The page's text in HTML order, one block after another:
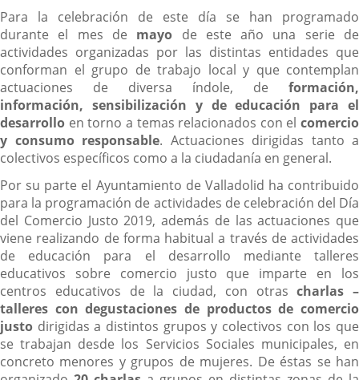
Para la celebración de este día se han programado
durante el mes de mayo de este año una serie de
actividades organizadas por las distintas entidades que
conforman el grupo de trabajo local y que contemplan
actuaciones de diversa índole, de formación,
información, sensibilización y de educación para el
desarrollo en torno a temas relacionados con el comercio
y consumo responsable. Actuaciones dirigidas tanto a
colectivos específicos como a la ciudadanía en general.
Por su parte el Ayuntamiento de Valladolid ha contribuido
para la programación de actividades de celebración del Día
del Comercio Justo 2019, además de las actuaciones que
viene realizando de forma habitual a través de actividades
de educación para el desarrollo mediante talleres
educativos sobre comercio justo que imparte en los
centros educativos de la ciudad, con otrascharlas –
talleres con degustaciones de productos de comercio
justo dirigidas a distintos grupos y colectivos con los que
se trabajan desde los Servicios Sociales municipales, en
concreto menores y grupos de mujeres. De éstas se han